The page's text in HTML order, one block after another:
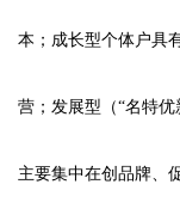
本；成长型个体户具
营；发展型（“名特
主要集中在创品牌、